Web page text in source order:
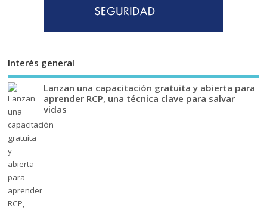
Interés general
Lanzan una capacitación gratuita y abierta para
aprender RCP, una técnica clave para salvar
vidas